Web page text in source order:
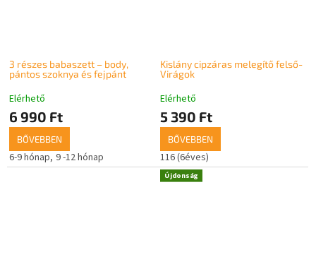
3 részes babaszett – body,
pántos szoknya és fejpánt
Elérhető
6 990 Ft
BŐVEBBEN
6-9 hónap 9 -12 hónap
Kislány cipzáras melegítő felső-
Virágok
Elérhető
5 390 Ft
BŐVEBBEN
116 (6éves)
Újdonság